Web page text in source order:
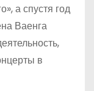
а спустя год
Ваенга
в